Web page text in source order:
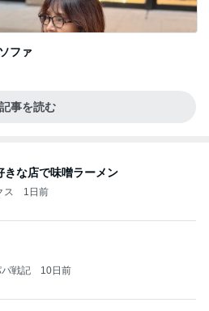
ファ
記事を読む
きな店で味噌ラーメン
ス 1日前
戦記 10日前